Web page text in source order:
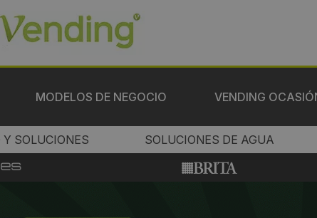
MODELOS DE NEGOCIO VENDING
SOLUCIONES SOLUCIONES DE AGUA